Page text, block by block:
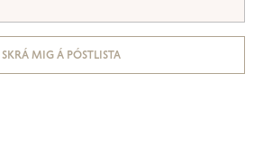
SKRÁ MIG Á PÓSTLISTA